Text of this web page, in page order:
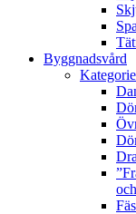
Byggnadsvård